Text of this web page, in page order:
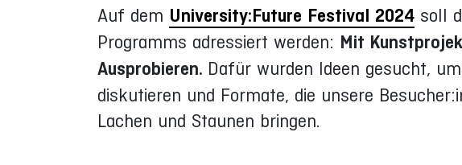
Auf dem University:Future Festival 2024 soll
Programms adressiert werden: Mit
Ausprobieren. Dafür wurden Ideen gesucht,
diskutieren und Formate, die unsere
Lachen und Staunen bringen.